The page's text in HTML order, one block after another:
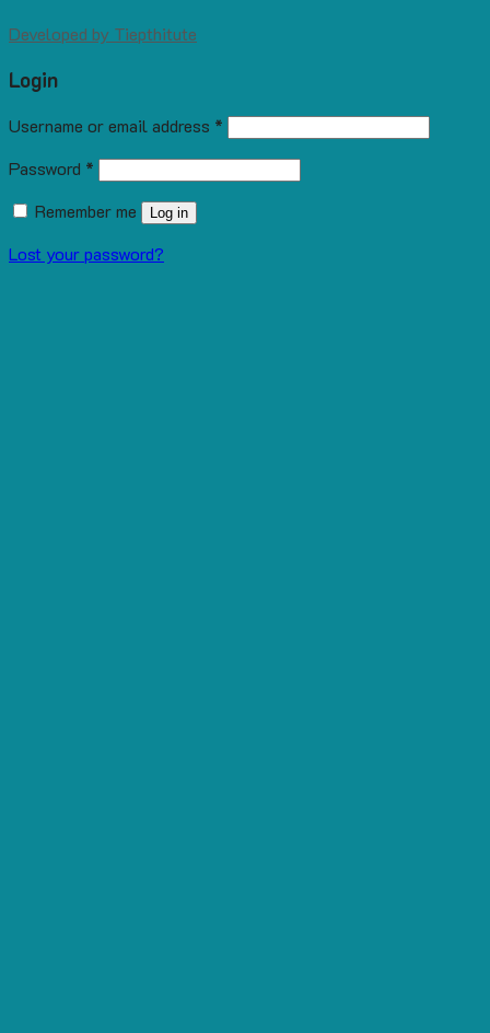
Developed by Tiepthitute
Login
Username or email address *
Password *
Remember me
Log in
Lost your password?